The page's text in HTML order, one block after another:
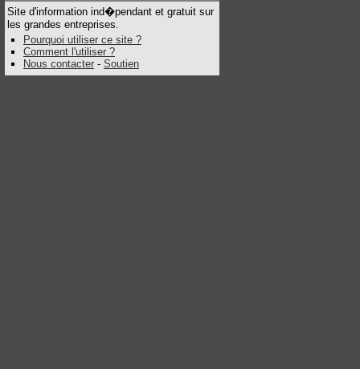
Site d'information ind�pendant et gratuit sur
les grandes entreprises.
Pourquoi utiliser ce site ?
Comment l'utiliser ?
Nous contacter - Soutien